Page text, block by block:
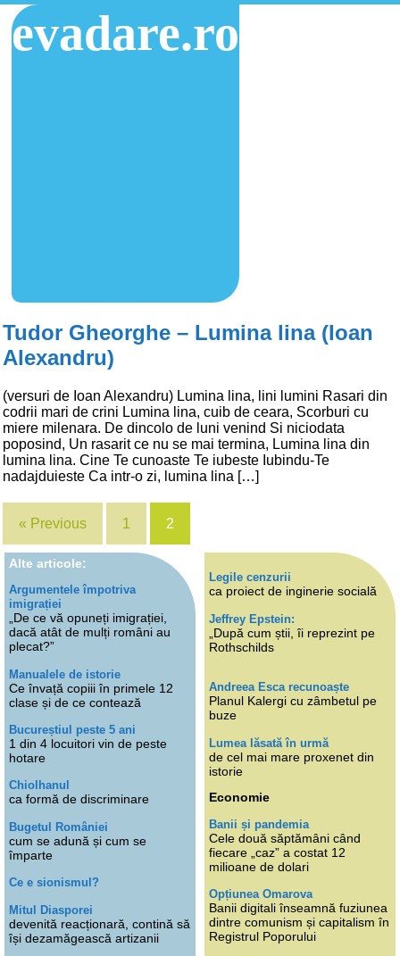
evadare.ro
Tudor Gheorghe – Lumina lina (Ioan
Alexandru)
(versuri de Ioan Alexandru) Lumina lina, lini lumini Rasari din
codrii mari de crini Lumina lina, cuib de ceara, Scorburi cu
miere milenara. De dincolo de luni venind Si niciodata
poposind, Un rasarit ce nu se mai termina, Lumina lina din
lumina lina. Cine Te cunoaste Te iubeste Iubindu-Te
nadajduieste Ca intr-o zi, lumina lina […]
« Previous 1 2
Alte articole:
Argumentele împotriva
imigrației
„De ce vă opuneți imigrației,
dacă atât de mulți români au
plecat?”
Manualele de istorie
Ce învață copiii în primele 12
clase și de ce contează
Bucureștiul peste 5 ani
1 din 4 locuitori vin de peste
hotare
Chiolhanul
ca formă de discriminare
Bugetul României
cum se adună și cum se
împarte
Ce e sionismul?
Mitul Diasporei
devenită reacționară, contină să
își dezamăgească artizanii
Legile cenzurii
ca proiect de inginerie socială
Jeffrey Epstein:
„După cum știi, îi reprezint pe
Rothschilds
Andreea Esca recunoaște
Planul Kalergi cu zâmbetul pe
buze
Lumea lăsată în urmă
de cel mai mare proxenet din
istorie
Economie
Banii și pandemia
Cele două săptămâni când
fiecare „caz” a costat 12
milioane de dolari
Opțiunea Omarova
Banii digitali înseamnă fuziunea
dintre comunism și capitalism în
Registrul Poporului